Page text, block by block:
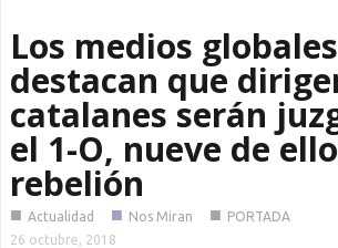
Los medios globales
destacan que
catalanes serán
el 1-O, nueve de
rebelión
■ Actualidad ■ Nos Miran ■ PORTADA
26 octubre, 2018